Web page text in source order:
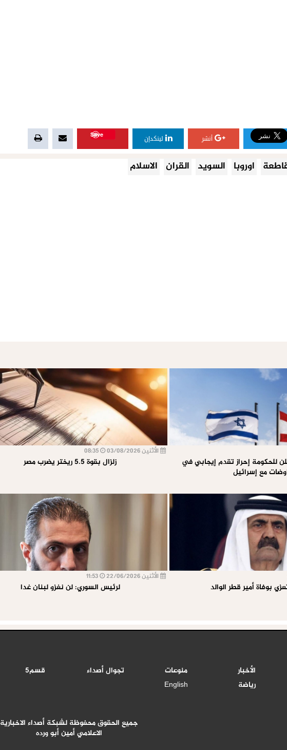
أنشر لينكدإن
Save
اوروبا السويد القران الاسلام
للحكومة إحراز تقدم إيجابي في
مع إسرائيل
الأثنين 03/08/2026
زلزال بقوة 5.5 ريختر يضرب مصر
بوفاة أمير قطر الوالد
الأثنين 22/06/2026
لرئيس السوري: لن نغزو لبنان غدا
الأخبار منوعات تجوال أصداء قسم5
رياضة English
جميع الحقوق محفوظة لشبكة أصداء الاخبارية
الاعلامي أمين أبو ورده